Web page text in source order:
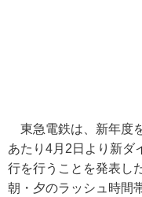
東急電鉄は、新年度
あたり4月2日より新ダ
行を行うことを発表し
朝・夕のラッシュ時間